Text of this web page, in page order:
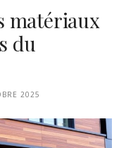
matériaux
du
2025